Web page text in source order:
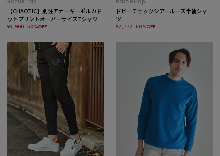
RattleTrap
【CHAOTIC】別注アナーキーポルカド
ットプリントオーバーサイズTシャツ
¥3,960 50%OFF
RattleTrap
ドビーチェックシアールーズ半袖シャ
ツ
¥2,772 60%OFF